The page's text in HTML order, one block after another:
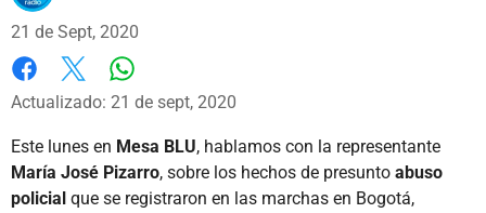
21 de Sept, 2020
Facebook
X
Actualizado: 21 de sept, 2020
Este lunes en Mesa BLU, hablamos con la representante
María José Pizarro, sobre los hechos de presunto abuso
policial que se registraron en las marchas en Bogotá,